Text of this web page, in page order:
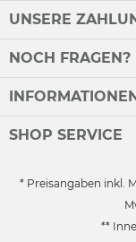
UNSERE
NOCH FRAGEN?
SHOP SERVICE
* Preisangaben inkl.
**